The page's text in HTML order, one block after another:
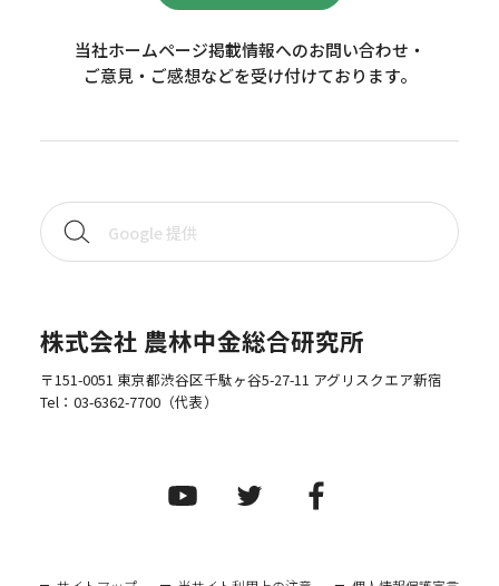
当社ホームページ掲載情報へのお問い合わせ・
ご意見・ご感想などを受け付けております。
株式会社 農林中金総合研究所
〒151-0051 東京都渋谷区千駄ヶ谷5-27-11 アグリスクエア新宿
Tel： 03-6362-7700（代表）